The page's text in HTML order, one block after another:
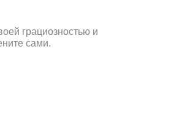
грациозностью и
сами.